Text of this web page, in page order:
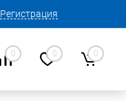
Регистрация
0 0 0